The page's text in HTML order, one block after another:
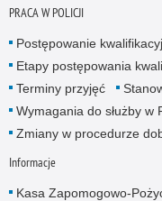
PRACA W POLICJI
Postępowanie
Etapy postępowania
Terminy przyjęć
Wymagania do służby w
Zmiany w procedurze
Informacje
Kasa Zapomogowo-